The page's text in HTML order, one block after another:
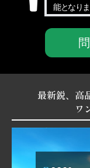
能となりま
最新鋭、高
ワ